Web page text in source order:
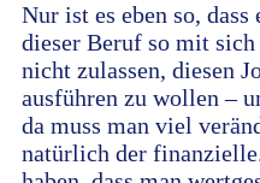
Nur ist es eben so,
dieser Beruf so mit
nicht zulassen, diesen
ausführen zu wollen –
da muss man viel
natürlich der